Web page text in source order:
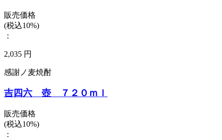
販売価格
(税込10%)
：
2,035 円
感謝ノ麦焼酎
吉四六 壺 ７２０ｍｌ
販売価格
(税込10%)
：